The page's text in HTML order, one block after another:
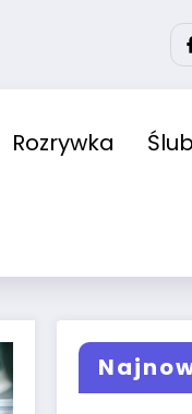
Rozrywka Ślub